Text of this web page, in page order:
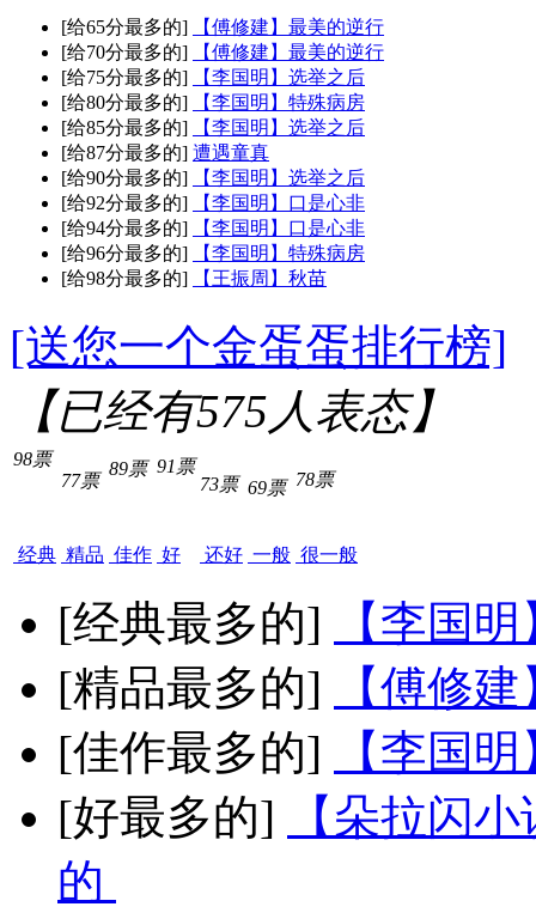
[给65分最多的]
【傅修建】最美的逆行
[给70分最多的]
【傅修建】最美的逆行
[给75分最多的]
【李国明】选举之后
[给80分最多的]
【李国明】特殊病房
[给85分最多的]
【李国明】选举之后
[给87分最多的] 遭遇童真
[给90分最多的]
【李国明】选举之后
[给92分最多的]
【李国明】口是心非
[给94分最多的]
【李国明】口是心非
[给96分最多的]
【李国明】特殊病房
[给98分最多的]
【王振周】秋苗
[送您一个金蛋蛋排行榜]
【已经有575人表态】
98票
经典
77票
精品
89票
佳作
91票
好
73票
还好
69票
一般
78票
很一般
[经典最多的]
【李国
[精品最多的]
【傅修
[佳作最多的]
【李国
[好最多的]
【朵拉闪
的